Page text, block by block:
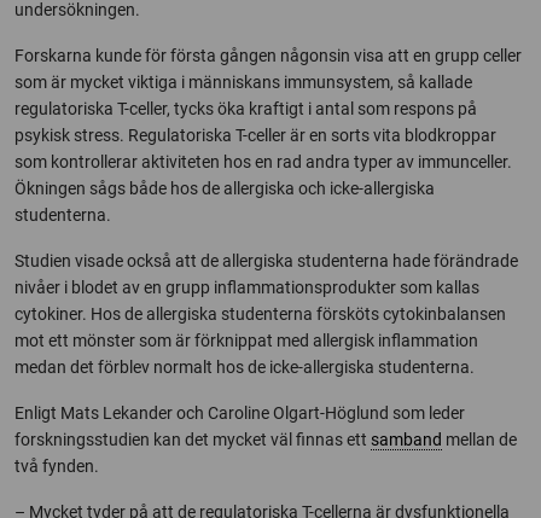
undersökningen.
Forskarna kunde för första gången någonsin visa att en grupp celler
som är mycket viktiga i människans immunsystem, så kallade
regulatoriska T-celler, tycks öka kraftigt i antal som respons på
psykisk stress. Regulatoriska T-celler är en sorts vita blodkroppar
som kontrollerar aktiviteten hos en rad andra typer av immunceller.
Ökningen sågs både hos de allergiska och icke-allergiska
studenterna.
Studien visade också att de allergiska studenterna hade förändrade
nivåer i blodet av en grupp inflammationsprodukter som kallas
cytokiner. Hos de allergiska studenterna försköts cytokinbalansen
mot ett mönster som är förknippat med allergisk inflammation
medan det förblev normalt hos de icke-allergiska studenterna.
Enligt Mats Lekander och Caroline Olgart-Höglund som leder
forskningsstudien kan det mycket väl finnas ett samband mellan de
två fynden.
– Mycket tyder på att de regulatoriska T-cellerna är dysfunktionella